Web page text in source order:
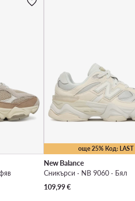
още 25% Код: LAST
New Balance
Сникърси · NB 9060 · Бял
109,99€